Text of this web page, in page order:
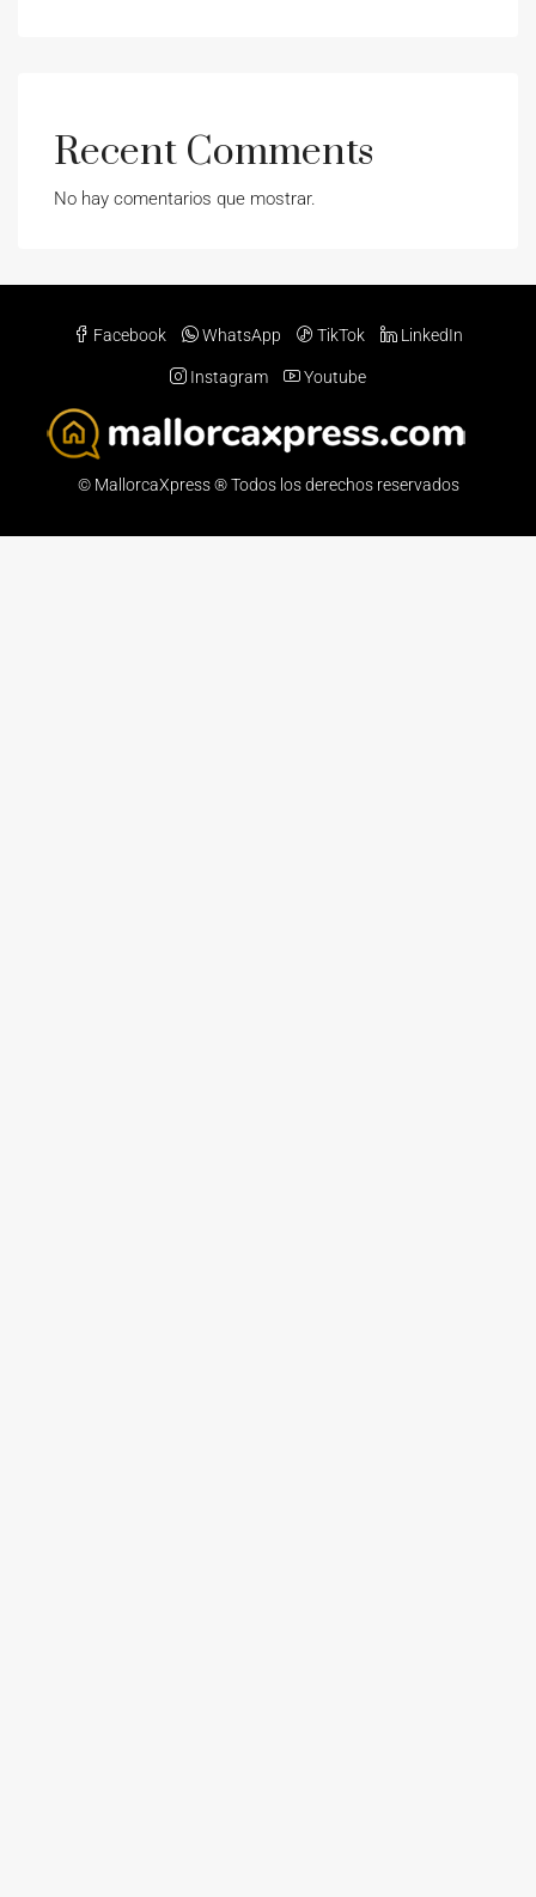
Recent Comments
No hay comentarios que mostrar.
Facebook WhatsApp TikTok LinkedIn
Instagram Youtube
© MallorcaXpress ® Todos los derechos reservados